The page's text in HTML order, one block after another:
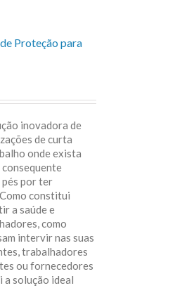
Proteção para
inovadora de
de curta
onde exista
consequente
pés por ter
constitui
a saúde e
como
intervir nas suas
trabalhadores
ou fornecedores
a solução ideal